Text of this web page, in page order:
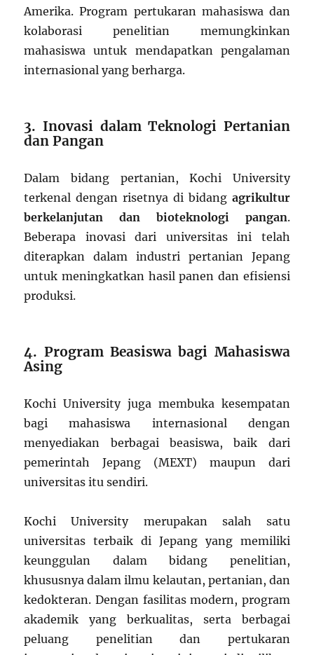
Amerika. Program pertukaran mahasiswa dan
kolaborasi penelitian memungkinkan
mahasiswa untuk mendapatkan pengalaman
internasional yang berharga.
3. Inovasi dalam Teknologi Pertanian
dan Pangan
Dalam bidang pertanian, Kochi University
terkenal dengan risetnya di bidang agrikultur
berkelanjutan dan bioteknologi pangan.
Beberapa inovasi dari universitas ini telah
diterapkan dalam industri pertanian Jepang
untuk meningkatkan hasil panen dan efisiensi
produksi.
4. Program Beasiswa bagi Mahasiswa
Asing
Kochi University juga membuka kesempatan
bagi mahasiswa internasional dengan
menyediakan berbagai beasiswa, baik dari
pemerintah Jepang (MEXT) maupun dari
universitas itu sendiri.
Kochi University merupakan salah satu
universitas terbaik di Jepang yang memiliki
keunggulan dalam bidang penelitian,
khususnya dalam ilmu kelautan, pertanian, dan
kedokteran. Dengan fasilitas modern, program
akademik yang berkualitas, serta berbagai
peluang penelitian dan pertukaran